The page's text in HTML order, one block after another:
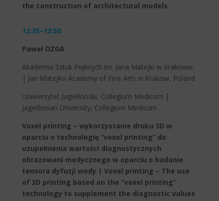
the construction of architectural models
12:35–12:50
Paweł OZGA
Akademia Sztuk Pięknych im. Jana Matejki w Krakowie
| Jan Matejko Academy of Fine Arts in Krakow, Poland
Uniwersytet Jagielloński, Collegium Medicum |
Jagiellonian University, Collegium Medicum
Voxel printing – wykorzystanie druku 3D w
oparciu o technologię “voxel printing” do
uzupełnienia wartości diagnostycznych
obrazowani medycznego w oparciu o badanie
tensora dyfuzji wody | Voxel printing – The use
of 3D printing based on the “voxel printing”
technology to supplement the diagnostic values